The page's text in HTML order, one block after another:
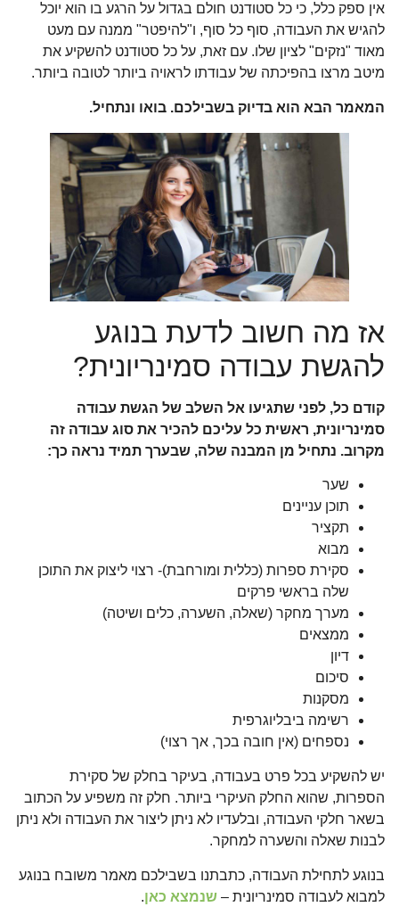
אין ספק כלל, כי כל סטודנט חולם בגדול על הרגע בו הוא יוכל
להגיש את העבודה, סוף כל סוף, ו"להיפטר" ממנה עם מעט
מאוד "נזקים" לציון שלו. עם זאת, על כל סטודנט להשקיע את
מיטב מרצו בהפיכתה של עבודתו לראויה ביותר לטובה ביותר.
המאמר הבא הוא בדיוק בשבילכם. בואו ונתחיל.
אז מה חשוב לדעת בנוגע
להגשת עבודה סמינריונית?
קודם כל, לפני שתגיעו אל השלב של הגשת עבודה
סמינריונית, ראשית כל עליכם להכיר את סוג עבודה זה
מקרוב. נתחיל מן המבנה שלה, שבערך תמיד נראה כך:
שער
תוכן עניינים
תקציר
מבוא
סקירת ספרות (כללית ומורחבת)- רצוי ליצוק את התוכן
שלה בראשי פרקים
מערך מחקר (שאלה, השערה, כלים ושיטה)
ממצאים
דיון
סיכום
מסקנות
רשימה ביבליוגרפית
נספחים (אין חובה בכך, אך רצוי)
יש להשקיע בכל פרט בעבודה, בעיקר בחלק של סקירת
הספרות, שהוא החלק העיקרי ביותר. חלק זה משפיע על הכתוב
בשאר חלקי העבודה, ובלעדיו לא ניתן ליצור את העבודה ולא ניתן
לבנות שאלה והשערה למחקר.
בנוגע לתחילת העבודה, כתבתנו בשבילכם מאמר משובח בנוגע
למבוא לעבודה סמינריונית – שנמצא כאן.